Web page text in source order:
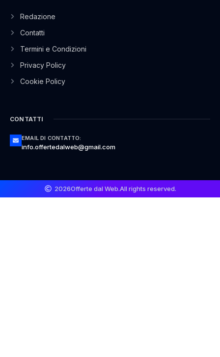
Redazione
Contatti
Termini e Condizioni
Privacy Policy
Cookie Policy
CONTATTI
EMAIL DI CONTATTO:
info.offertedalweb@gmail.com
2026Offerte dal Web.All rights reserved.